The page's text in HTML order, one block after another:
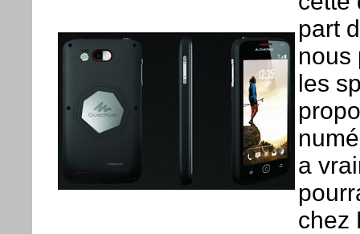
part
nous
les
a
chez